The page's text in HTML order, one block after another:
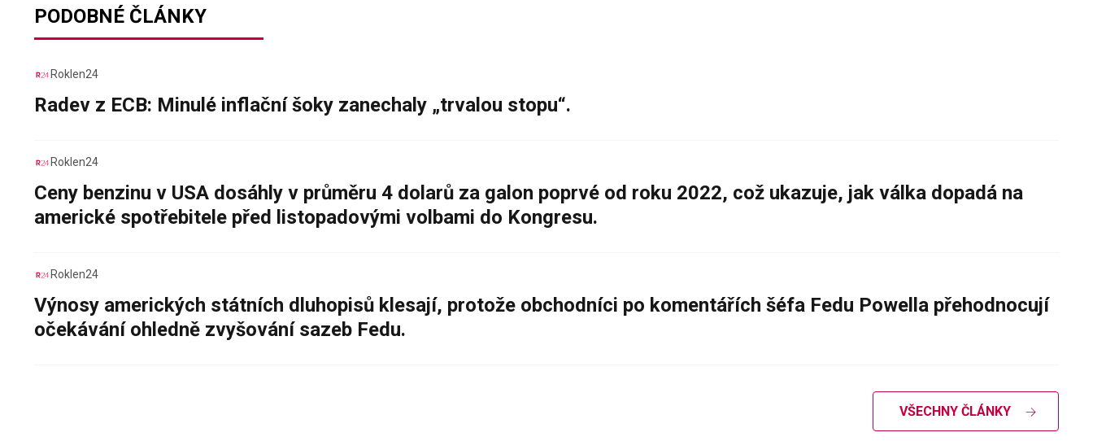
PODOBNÉ ČLÁNKY
Roklen24
Radev z ECB: Minulé inflační šoky zanechaly „trvalou stopu“.
Roklen24
Ceny benzinu v USA dosáhly v průměru 4 dolarů za galon poprvé od roku 2022, což ukazuje, jak válka dopadá na
americké spotřebitele před listopadovými volbami do Kongresu.
Roklen24
Výnosy amerických státních dluhopisů klesají, protože obchodníci po komentářích šéfa Fedu Powella přehodnocují
očekávání ohledně zvyšování sazeb Fedu.
VŠECHNY ČLÁNKY